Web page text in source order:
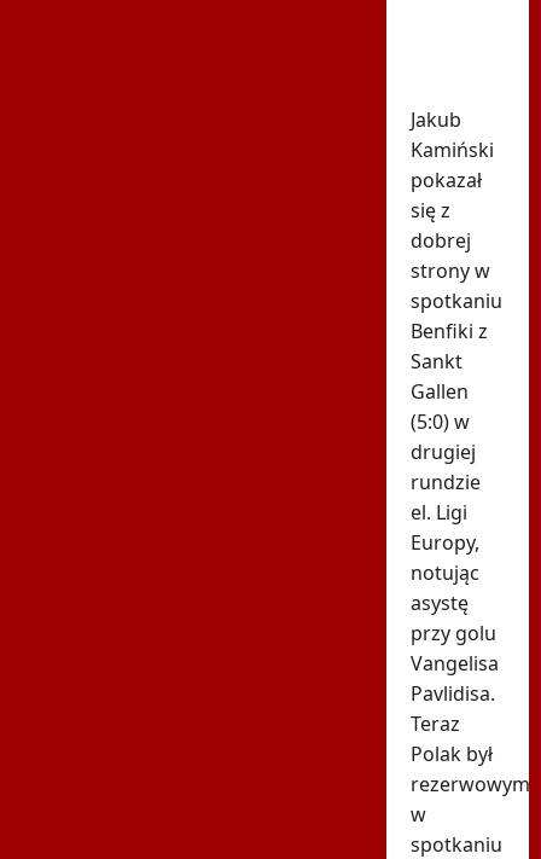
Jakub
Kamiński
pokazał
się z
dobrej
strony w
spotkaniu
Benfiki z
Sankt
Gallen
(5:0) w
drugiej
rundzie
el. Ligi
Europy,
notując
asystę
przy golu
Vangelisa
Pavlidisa.
Teraz
Polak był
rezerwowym
w
spotkaniu